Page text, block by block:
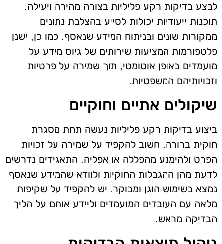
לבצע בדיקות רקע פליליות בצורה מהירה ויעילה.
תוכנות ייעודיות יכולות לסייע בהצלבת נתונים
ממקורות שונים ובניתוח המידע שנאסף. כמו כן, ישנן
פלטפורמות המציעות שירותים של גיוס מידע על
מועמדים באופן אוטומטי, תוך שמירה על פרטיות
וזכויותיהם המשפטיות.
שיקולים אתיים וחוקיים
ביצוע בדיקות רקע פליליות נעשה תחת מסגרת
חוקית ברורה. חשוב להקפיד על שמירה על זכויות
הפרט ולהימנע מהפללה או אפליה. התאגידים נדרשים
לדעת מהן ההגבלות החוקיות ולוודא שהמידע שנאסף
נמצא בשימוש הוגן ומבוקר. יש להקפיד על שקיפות
מלאה עם העובדים המועמדים וליידע אותם על הליך
הבדיקה מראש.